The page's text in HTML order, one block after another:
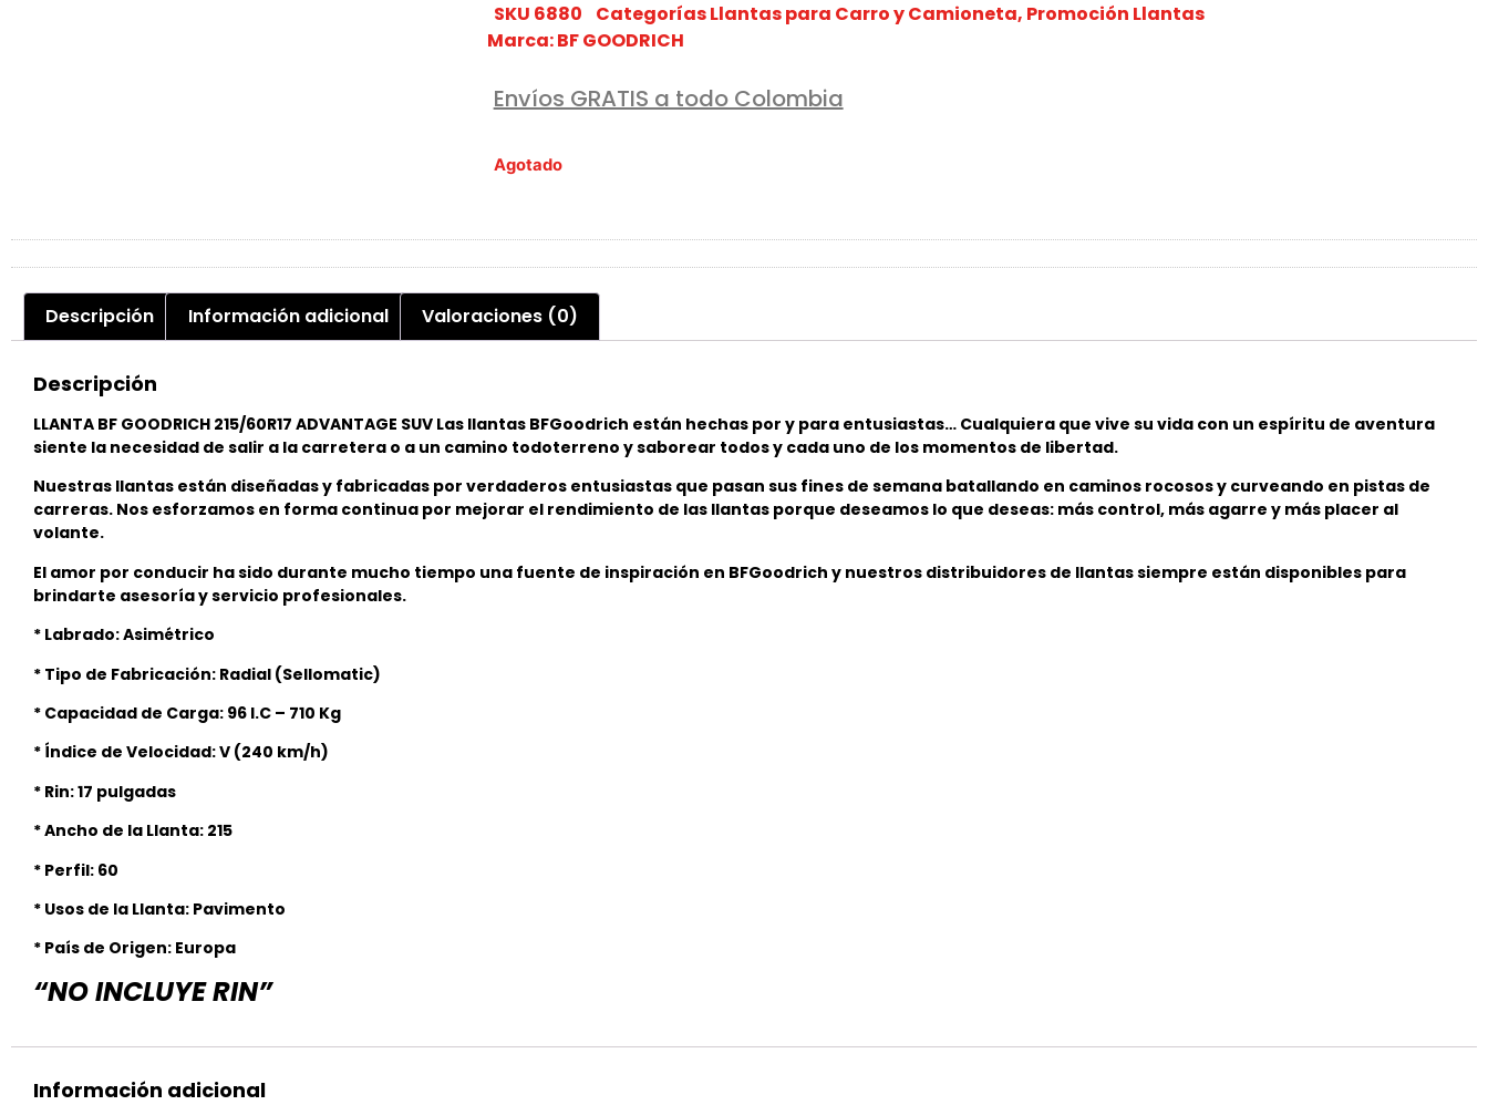
SKU 6880 CategoríasLlantas para Carro y Camioneta, Promoción Llantas
Marca:BF GOODRICH
Envíos GRATIS a todo Colombia
Agotado
Descripción Información adicional Valoraciones (0)
Descripción
LLANTA BF GOODRICH 215/60R17 ADVANTAGE SUV Las llantas BFGoodrich están hechas por y para entusiastas… Cualquiera que vive su vida con un espíritu de aventura
siente la necesidad de salir a la carretera o a un camino todoterreno y saborear todos y cada uno de los momentos de libertad.
Nuestras llantas están diseñadas y fabricadas por verdaderos entusiastas que pasan sus fines de semana batallando en caminos rocosos y curveando en pistas de
carreras. Nos esforzamos en forma continua por mejorar el rendimiento de las llantas porque deseamos lo que deseas: más control, más agarre y más placer al
volante.
El amor por conducir ha sido durante mucho tiempo una fuente de inspiración en BFGoodrich y nuestros distribuidores de llantas siempre están disponibles para
brindarte asesoría y servicio profesionales.
* Labrado: Asimétrico
* Tipo de Fabricación: Radial (Sellomatic)
* Capacidad de Carga: 96 I.C – 710 Kg
* Índice de Velocidad: V (240 km/h)
* Rin: 17 pulgadas
* Ancho de la Llanta: 215
* Perfil: 60
* Usos de la Llanta: Pavimento
* País de Origen: Europa
“NO INCLUYE RIN”
Información adicional